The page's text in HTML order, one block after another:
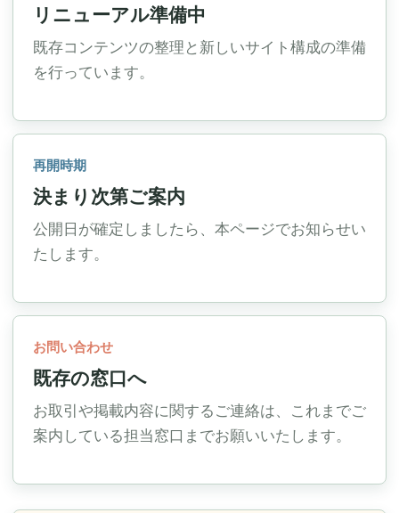
リニューアル準備中
既存コンテンツの整理と新しいサイト構成の準備
を行っています。
再開時期
決まり次第ご案内
公開日が確定しましたら、本ページでお知らせい
たします。
お問い合わせ
既存の窓口へ
お取引や掲載内容に関するご連絡は、これまでご
案内している担当窓口までお願いいたします。